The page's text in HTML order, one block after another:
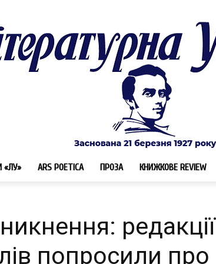
«ЛУ» ARS POETICA ПРОЗА КНИЖКОВЕ REVIEW
редакції
попросили про